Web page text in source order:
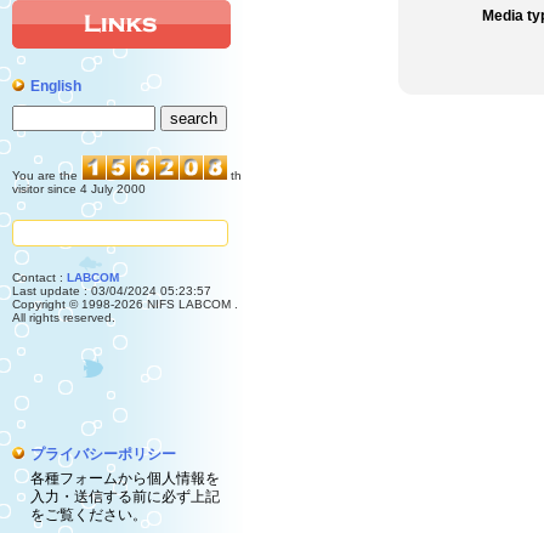
English
You are the
th
visitor since 4 July 2000
Contact : LABCOM
Last update : 03/04/2024 05:23:57
Copyright © 1998-2026 NIFS LABCOM .
All rights reserved.
プライバシーポリシー
各種フォームから個人情報を
入力・送信する前に必ず上記
をご覧ください。
Media